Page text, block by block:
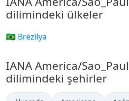
dilimindeki ülkeler
🇧🇷 Brezilya
IANA America/
dilimindeki şehirler